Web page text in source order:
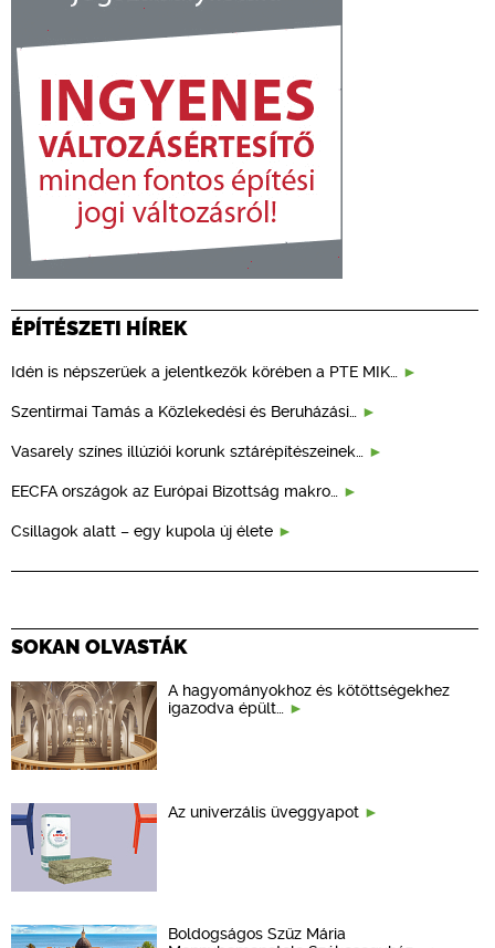
ÉPÍTÉSZETI HÍREK
Idén is népszerűek a jelentkezők körében a PTE MIK…
Szentirmai Tamás a Közlekedési és Beruházási…
Vasarely színes illúziói korunk sztárépítészeinek…
EECFA országok az Európai Bizottság makro…
Csillagok alatt – egy kupola új élete
SOKAN OLVASTÁK
A hagyományokhoz és kötöttségekhez
igazodva épült…
Az univerzális üveggyapot
Boldogságos Szűz Mária